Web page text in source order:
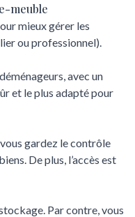
meuble
mieux gérer les
ou professionnel).
avec un
et le plus adapté pour
gardez le contrôle
De plus, l’accès est
Par contre, vous